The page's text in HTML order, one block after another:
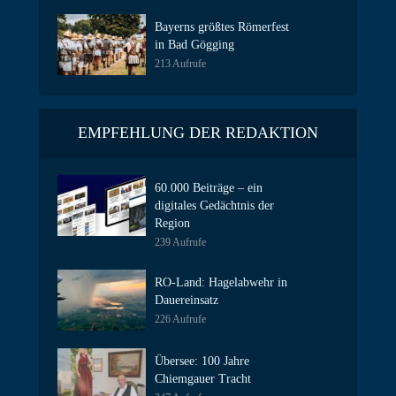
Bayerns größtes Römerfest
in Bad Gögging
213 Aufrufe
EMPFEHLUNG DER REDAKTION
60.000 Beiträge – ein
digitales Gedächtnis der
Region
239 Aufrufe
RO-Land: Hagelabwehr in
Dauereinsatz
226 Aufrufe
Übersee: 100 Jahre
Chiemgauer Tracht